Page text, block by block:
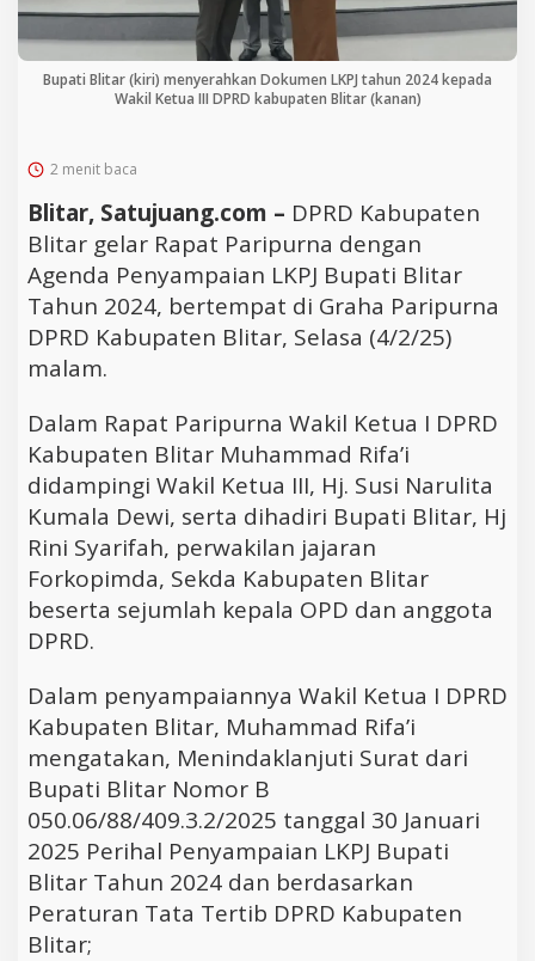
Bupati Blitar (kiri) menyerahkan Dokumen LKPJ tahun 2024 kepada
Wakil Ketua III DPRD kabupaten Blitar (kanan)
2 menit baca
Blitar, Satujuang.com – DPRD Kabupaten
Blitar gelar Rapat Paripurna dengan
Agenda Penyampaian LKPJ Bupati Blitar
Tahun 2024, bertempat di Graha Paripurna
DPRD Kabupaten Blitar, Selasa (4/2/25)
malam.
Dalam Rapat Paripurna Wakil Ketua I DPRD
Kabupaten Blitar Muhammad Rifa’i
didampingi Wakil Ketua III, Hj. Susi Narulita
Kumala Dewi, serta dihadiri Bupati Blitar, Hj
Rini Syarifah, perwakilan jajaran
Forkopimda, Sekda Kabupaten Blitar
beserta sejumlah kepala OPD dan anggota
DPRD.
Dalam penyampaiannya Wakil Ketua I DPRD
Kabupaten Blitar, Muhammad Rifa’i
mengatakan, Menindaklanjuti Surat dari
Bupati Blitar Nomor B
050.06/88/409.3.2/2025 tanggal 30 Januari
2025 Perihal Penyampaian LKPJ Bupati
Blitar Tahun 2024 dan berdasarkan
Peraturan Tata Tertib DPRD Kabupaten
Blitar;